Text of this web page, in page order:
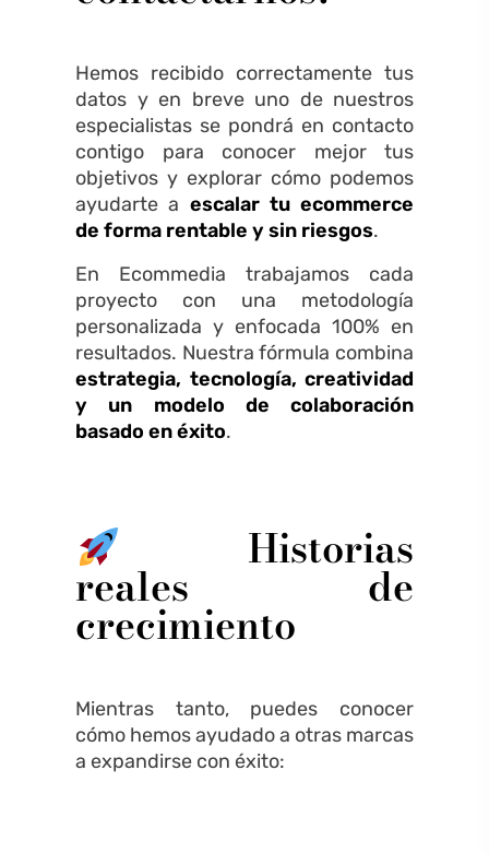
Hemos recibido correctamente tus
datos y en breve uno de nuestros
especialistas se pondrá en contacto
contigo para conocer mejor tus
objetivos y explorar cómo podemos
ayudarte a escalar tu ecommerce
de forma rentable y sin riesgos.
En Ecommedia trabajamos cada
proyecto con una metodología
personalizada y enfocada 100% en
resultados. Nuestra fórmula combina
estrategia, tecnología, creatividad
y un modelo de colaboración
basado en éxito.
Historias
reales de
crecimiento
Mientras tanto, puedes conocer
cómo hemos ayudado a otras marcas
a expandirse con éxito: